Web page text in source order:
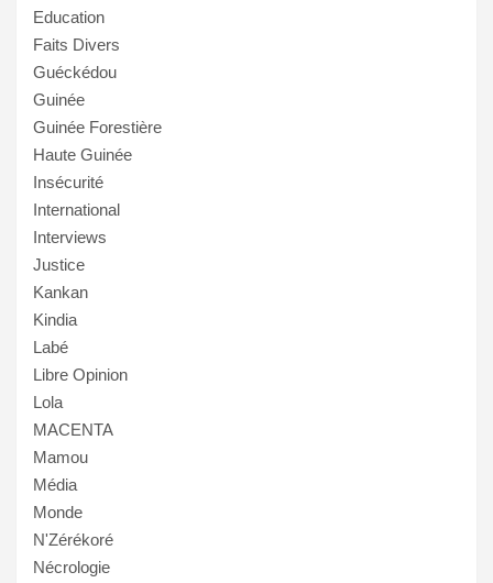
Education
Faits Divers
Guéckédou
Guinée
Guinée Forestière
Haute Guinée
Insécurité
International
Interviews
Justice
Kankan
Kindia
Labé
Libre Opinion
Lola
MACENTA
Mamou
Média
Monde
N'Zérékoré
Nécrologie